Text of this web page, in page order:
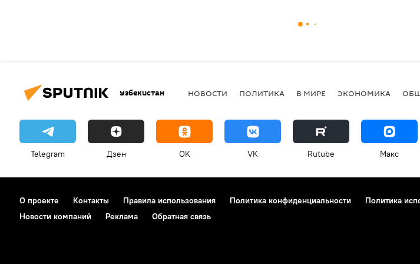
Узбекистан НОВОСТИ ПОЛИТИКА В МИРЕ ЭКОНОМИКА
Telegram Дзен OK VK Rutube Макс
О проекте Контакты Правила использования Политика конфиденциальности Политика
Новости компаний
Реклама Обратная связь